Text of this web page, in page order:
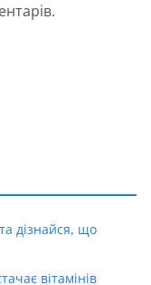
дізнайся, що
вітамінів